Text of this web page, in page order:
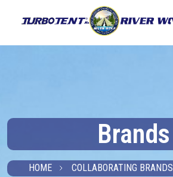
Brands
HOME COLLABORATING BRANDS